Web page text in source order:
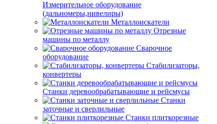
Измерительное оборудование
(дальномеры,нивелиры)
Металлоискатели
Отрезные
машины по металлу
Сварочное
оборудование
Стабилизаторы,
конвертеры
Станки деревообрабатывающие и рейсмусы
Станки
заточные и сверлильные
Станки плиткорезные